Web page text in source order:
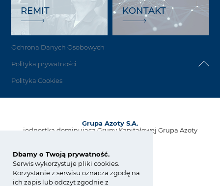
Dbamy o Twoją prywatność.
Serwis wykorzystuje pliki cookies.
Korzystanie z serwisu oznacza zgodę na
ich zapis lub odczyt zgodnie z
REMIT KONTAKT
Ochrona Danych Osobowych
Polityka prywatności
Polityka Cookies
Grupa Azoty S.A.
jednostka dominująca Grupy Kapitałowej Grupa Azoty
33-101 Tarnów, Polska
tel.:+48 14 637 37 37
fax: +48 14 633 07 18
kontakt@grupaazoty.com